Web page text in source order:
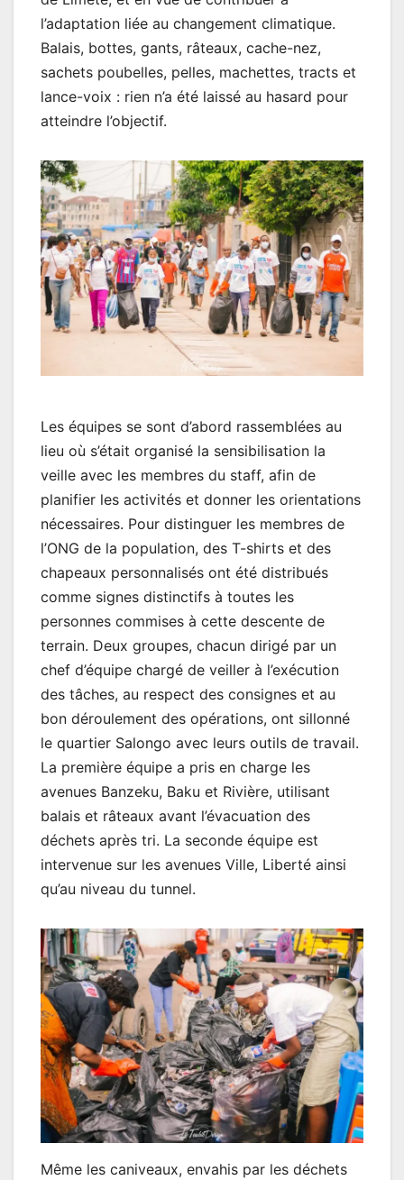
l’adaptation liée au changement climatique.
Balais, bottes, gants, râteaux, cache-nez,
sachets poubelles, pelles, machettes, tracts et
lance-voix : rien n’a été laissé au hasard pour
atteindre l’objectif.
Les équipes se sont d’abord rassemblées au
lieu où s’était organisé la sensibilisation la
veille avec les membres du staff, afin de
planifier les activités et donner les orientations
nécessaires. Pour distinguer les membres de
l’ONG de la population, des T-shirts et des
chapeaux personnalisés ont été distribués
comme signes distinctifs à toutes les
personnes commises à cette descente de
terrain. Deux groupes, chacun dirigé par un
chef d’équipe chargé de veiller à l’exécution
des tâches, au respect des consignes et au
bon déroulement des opérations, ont sillonné
le quartier Salongo avec leurs outils de travail.
La première équipe a pris en charge les
avenues Banzeku, Baku et Rivière, utilisant
balais et râteaux avant l’évacuation des
déchets après tri. La seconde équipe est
intervenue sur les avenues Ville, Liberté ainsi
qu’au niveau du tunnel.
Même les caniveaux, envahis par les déchets